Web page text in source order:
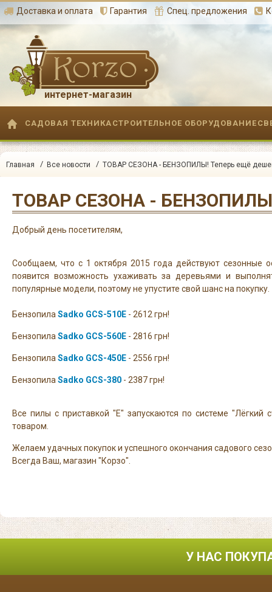
Доставка и оплата Гарантия Спец. предложения
интернет-магазин
САДОВАЯ ТЕХНИКА СТРОИТЕЛЬНОЕ ОБОРУДОВАНИЕ
Главная / Все новости / ТОВАР СЕЗОНА - БЕНЗОПИЛЫ! Теперь ещё
Добрый день посетителям,
Сообщаем, что с 1 октября 2015 года действуют сезонные
появится возможность ухаживать за деревьями и
популярные модели, поэтому не упустите свой шанс на покупку.
Бензопила Sadko GCS-510E - 2612 грн!
Бензопила Sadko GCS-560E - 2816 грн!
Бензопила Sadko GCS-450E - 2556 грн!
Бензопила Sadko GCS-380 - 2387 грн!
Все пилы с приставкой "Е" запускаются по системе
товаром.
Желаем удачных покупок и успешного окончания садового
Всегда Ваш, магазин "Корзо".
У НАС